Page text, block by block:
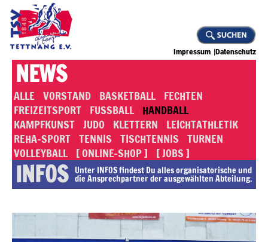
Impressum Datenschutz
NEWS
ALLE VORSTAND BASKETBALL FECHTEN
FREIZEITSPORT FUSSBALL HANDBALL
KAMPFKUNST JUDO KLETTERN
LEICHTATHLETIK
REHA-SPORT TENNIS TISCHTENNIS TURNEN
VOLLEYBALL [ ONLINE-SHOP ] [ JOBS ]
INFOS Unter INFOS findest Du alles or­ga­ni­sa­to­rische und
die An­sprech­part­ner der ausgewählten Abteilung.